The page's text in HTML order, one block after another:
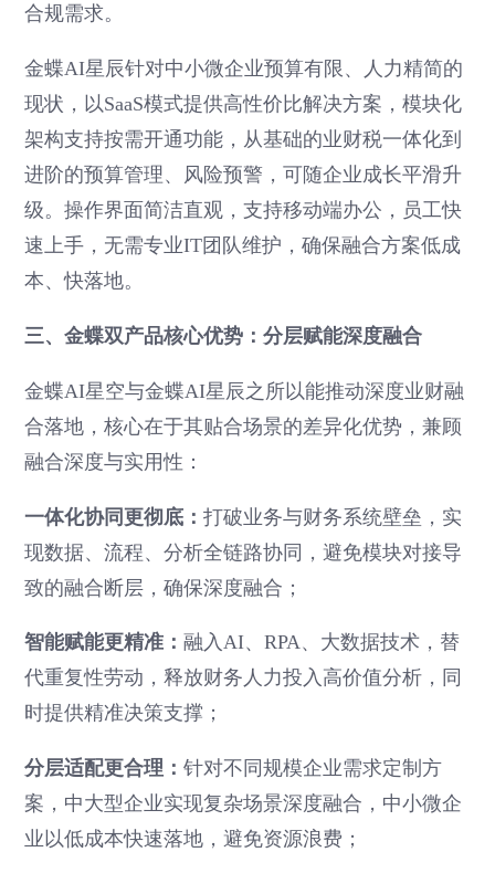
合规需求。
金蝶AI星辰针对中小微企业预算有限、人力精简的
现状，以SaaS模式提供高性价比解决方案，模块化
架构支持按需开通功能，从基础的业财税一体化到
进阶的预算管理、风险预警，可随企业成长平滑升
级。操作界面简洁直观，支持移动端办公，员工快
速上手，无需专业IT团队维护，确保融合方案低成
本、快落地。
三、金蝶双产品核心优势：分层赋能深度融合
金蝶AI星空与金蝶AI星辰之所以能推动深度业财融
合落地，核心在于其贴合场景的差异化优势，兼顾
融合深度与实用性：
一体化协同更彻底：打破业务与财务系统壁垒，实
现数据、流程、分析全链路协同，避免模块对接导
致的融合断层，确保深度融合；
智能赋能更精准：融入AI、RPA、大数据技术，替
代重复性劳动，释放财务人力投入高价值分析，同
时提供精准决策支撑；
分层适配更合理：针对不同规模企业需求定制方
案，中大型企业实现复杂场景深度融合，中小微企
业以低成本快速落地，避免资源浪费；